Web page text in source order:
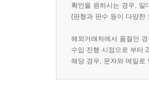
확인을 원하시는 경우, 일
(판형과 판수 등이 다양한
해외거래처에서 품절인
수입 진행 시점으로 부터
해당 경우, 문자와 메일로